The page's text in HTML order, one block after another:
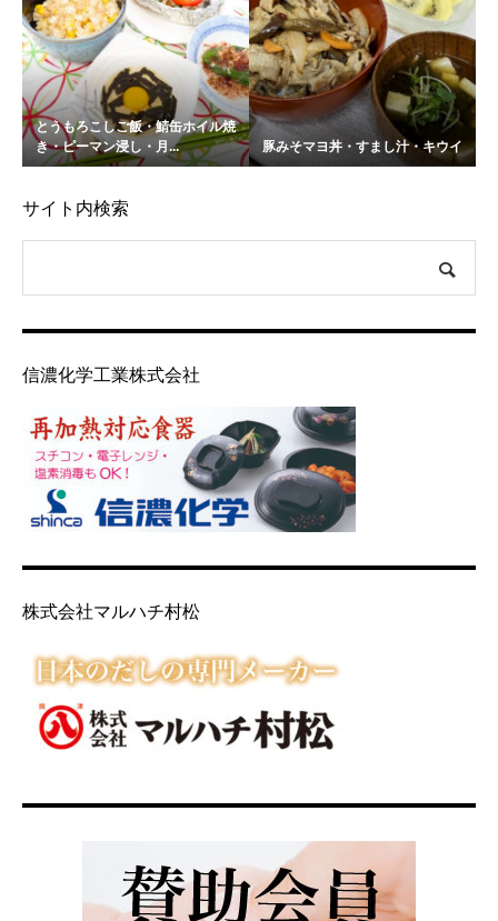
とうもろこしご飯・鯖缶ホイル焼
き・ピーマン浸し・月...
豚みそマヨ丼・すまし汁・キウイ
サイト内検索
信濃化学工業株式会社
株式会社マルハチ村松